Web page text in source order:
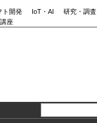
ト開発 IoT・AI
研究・調査
座